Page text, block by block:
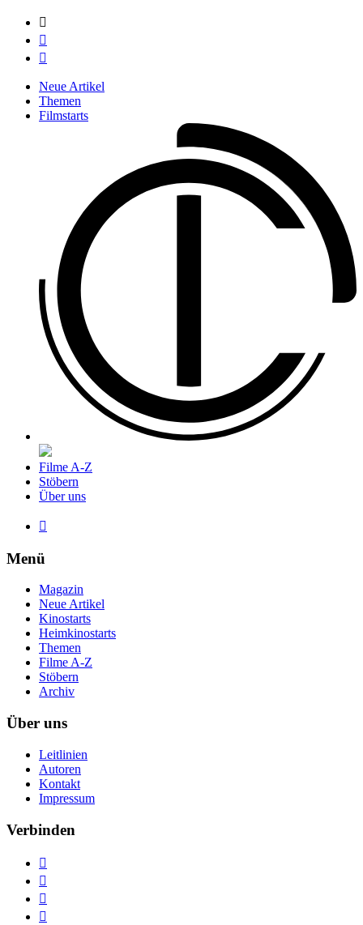



Neue Artikel
Themen
Filmstarts
Filme A-Z
Stöbern
Über uns

Menü
Magazin
Neue Artikel
Kinostarts
Heimkinostarts
Themen
Filme A-Z
Stöbern
Archiv
Über uns
Leitlinien
Autoren
Kontakt
Impressum
Verbinden



